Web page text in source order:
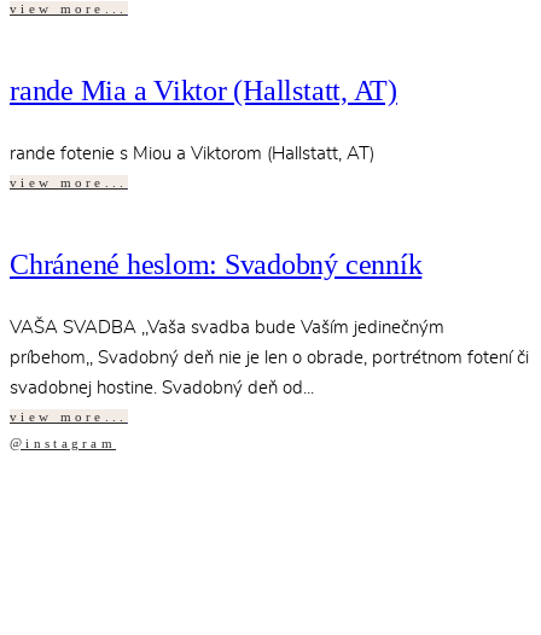
view more...
rande Mia a Viktor (Hallstatt, AT)
rande fotenie s Miou a Viktorom (Hallstatt, AT)
view more...
Chránené heslom: Svadobný cenník
VAŠA SVADBA ,,Vaša svadba bude Vaším jedinečným
príbehom,, Svadobný deň nie je len o obrade, portrétnom fotení či
svadobnej hostine. Svadobný deň od...
view more...
@instagram